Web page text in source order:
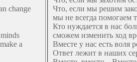
change
a
Что, если мы решим
мы не всегда помогаем
Кто нуждается в нас
сможем изменить ход
Вместе у нас есть воля
Ответ лежит в наших